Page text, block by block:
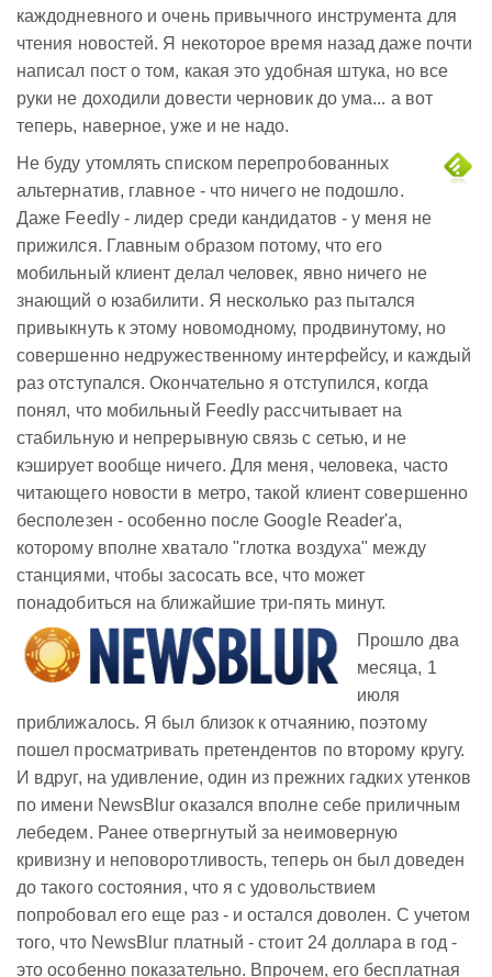
каждодневного и очень привычного инструмента для
чтения новостей. Я некоторое время назад даже почти
написал пост о том, какая это удобная штука, но все
руки не доходили довести черновик до ума... а вот
теперь, наверное, уже и не надо.
Не буду утомлять списком перепробованных
альтернатив, главное - что ничего не подошло.
Даже Feedly - лидер среди кандидатов - у меня не
прижился. Главным образом потому, что его
мобильный клиент делал человек, явно ничего не
знающий о юзабилити. Я несколько раз пытался
привыкнуть к этому новомодному, продвинутому, но
совершенно недружественному интерфейсу, и каждый
раз отступался. Окончательно я отступился, когда
понял, что мобильный Feedly рассчитывает на
стабильную и непрерывную связь с сетью, и не
кэширует вообще ничего. Для меня, человека, часто
читающего новости в метро, такой клиент совершенно
бесполезен - особенно после Google Reader'а,
которому вполне хватало "глотка воздуха" между
станциями, чтобы засосать все, что может
понадобиться на ближайшие три-пять минут.
Прошло два
месяца, 1
июля
приближалось. Я был близок к отчаянию, поэтому
пошел просматривать претендентов по второму кругу.
И вдруг, на удивление, один из прежних гадких утенков
по имени NewsBlur оказался вполне себе приличным
лебедем. Ранее отвергнутый за неимоверную
кривизну и неповоротливость, теперь он был доведен
до такого состояния, что я с удовольствием
попробовал его еще раз - и остался доволен. С учетом
того, что NewsBlur платный - стоит 24 доллара в год -
это особенно показательно. Впрочем, его бесплатная